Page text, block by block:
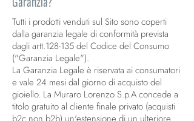
Tutti i prodotti venduti sul Sito sono coperti
dalla garanzia legale di conformità prevista
dagli artt.128-135 del Codice del Consumo
("Garanzia Legale").
La Garanzia Legale è riservata ai consumatori
e vale 24 mesi dal giorno di acquisto del
gioiello. La Muraro Lorenzo S.p.A concede a
titolo gratuito al cliente finale privato (acquisti